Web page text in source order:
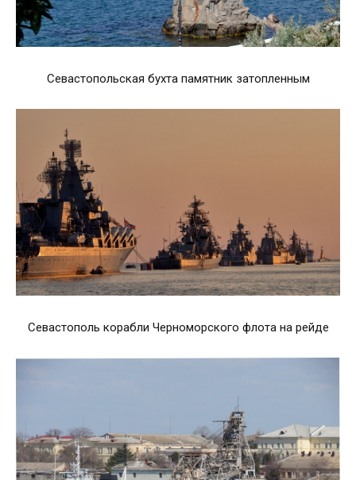
Севастопольская бухта памятник затопленным
Севастополь корабли Черноморского флота на рейде